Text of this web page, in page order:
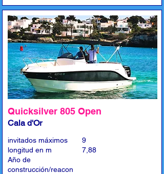
Quicksilver 805 Open
Cala d'Or
invitados máximos
longitud en m
Año de
construcción/reacon
9
7,88